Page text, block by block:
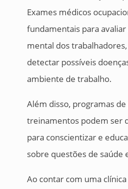
Exames médicos
fundamentais para avaliar
mental dos
detectar possíveis
ambiente de trabalho.
Além disso, programas
treinamentos podem ser
para conscientizar e
sobre questões de saúde
Ao contar com uma